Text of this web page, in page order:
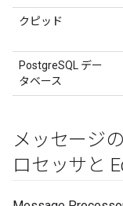
クピッド
PostgreSQL デー
タベース
メッセージ
ロセッサと